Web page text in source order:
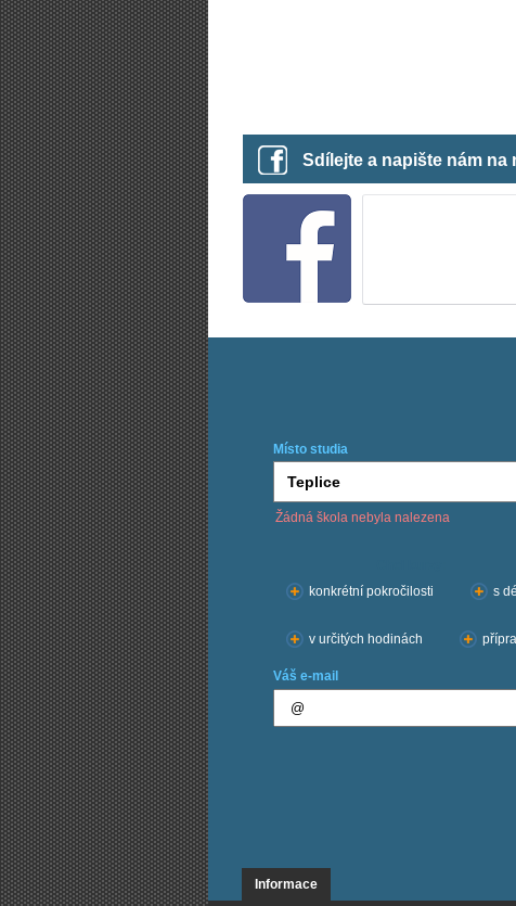
Sdílejte a napište nám na
Místo studia
Žádná škola nebyla nalezena
konkrétní pokročilosti
s
v určitých hodinách
Váš e-mail
Informace